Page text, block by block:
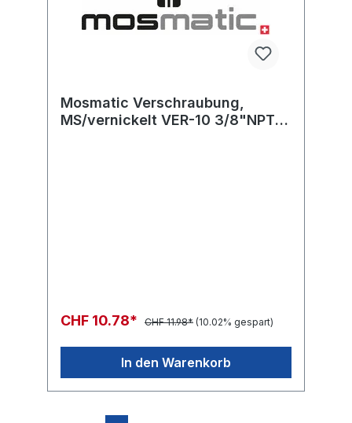
Mosmatic Verschraubung,
MS/vernickelt VER-10 3/8"NPT-
CHF 10.78* CHF 11.98* (10.02% gespart)
In den Warenkorb